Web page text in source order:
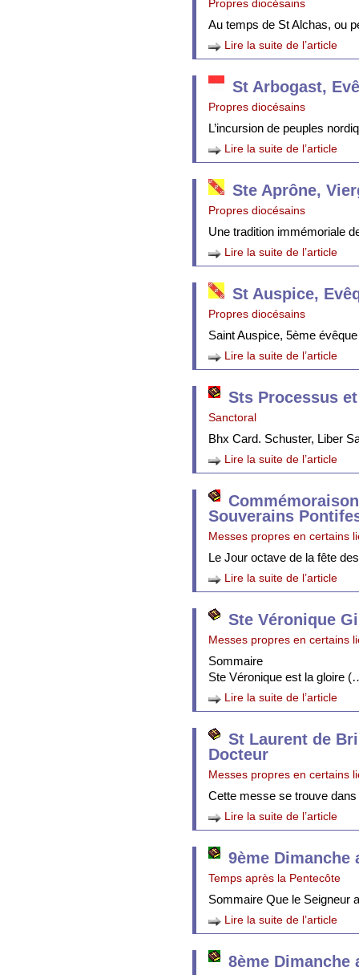
Propres diocésains
Au temps de St Alchas, ou
Lire la suite de l’article
St Arbogast,
Propres diocésains
L’incursion de peuples
Lire la suite de l’article
Ste Aprône,
Propres diocésains
Une tradition immémoriale
Lire la suite de l’article
St Auspice,
Propres diocésains
Saint Auspice, 5ème
Lire la suite de l’article
Sts Processus
Sanctoral
Bhx Card. Schuster, Liber
Lire la suite de l’article
Souverains
Messes propres en certains
Le Jour octave de la fête
Lire la suite de l’article
Ste Véronique
Messes propres en certains
Sommaire
Ste Véronique est la gloire
Lire la suite de l’article
St Laurent de
Docteur
Messes propres en certains
Cette messe se trouve
Lire la suite de l’article
9ème Dimanche
Temps après la Pentecôte
Sommaire Que le Seigneur
Lire la suite de l’article
8ème Dimanche